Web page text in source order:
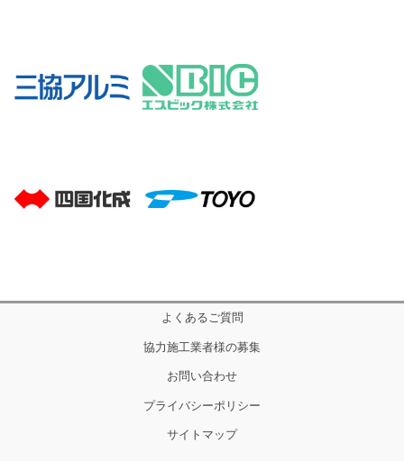
よくあるご質問
協力施工業者様の募集
お問い合わせ
プライバシーポリシー
サイトマップ